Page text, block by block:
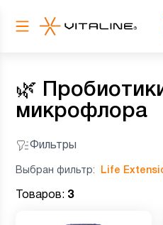
🌿
микрофлора
Фильтры
Выбран фильтр: Life
Товаров: 3